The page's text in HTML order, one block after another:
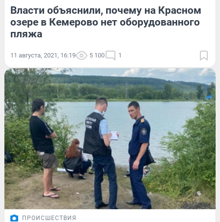
Власти объяснили, почему на Красном
озере в Кемерово нет оборудованного
пляжа
11 августа, 2021, 16:19 5 100 1
ПРОИСШЕСТВИЯ